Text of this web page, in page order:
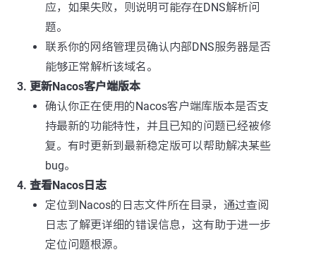
应，如果失败，则说明可能存在DNS解析问
题。
联系你的网络管理员确认内部DNS服务器是否
能够正常解析该域名。
3. 更新Nacos客户端版本
确认你正在使用的Nacos客户端库版本是否支
持最新的功能特性，并且已知的问题已经被修
复。有时更新到最新稳定版可以帮助解决某些
bug。
4. 查看Nacos日志
定位到Nacos的日志文件所在目录，通过查阅
日志了解更详细的错误信息，这有助于进一步
定位问题根源。